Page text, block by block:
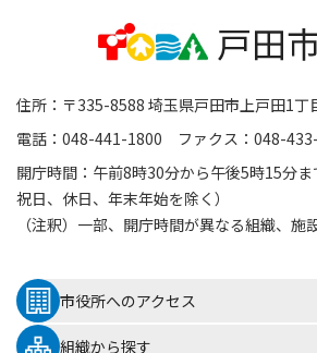
住所：〒335-8588 埼玉県戸田市上戸田1丁
電話：048-441-1800 ファクス：048-
開庁時間：午前8時30分から午後5時15分ま
祝日、休日、年末年始を除く）
（注釈）一部、開庁時間が異なる組織、施
市役所へのアクセス
組織から探す